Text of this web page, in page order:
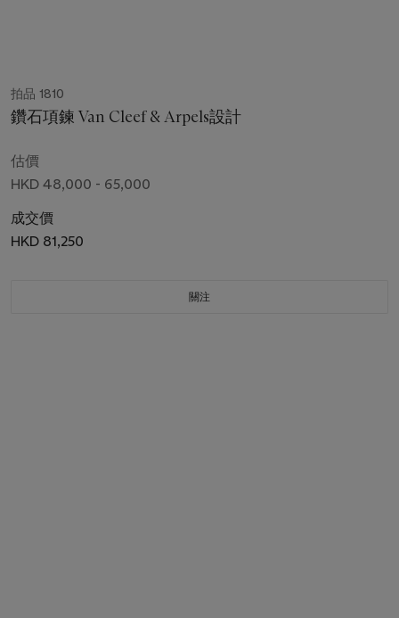
拍品 1810
鑽石項鍊 Van Cleef & Arpels設計
估價
HKD 48,000 - 65,000
成交價
HKD 81,250
關注